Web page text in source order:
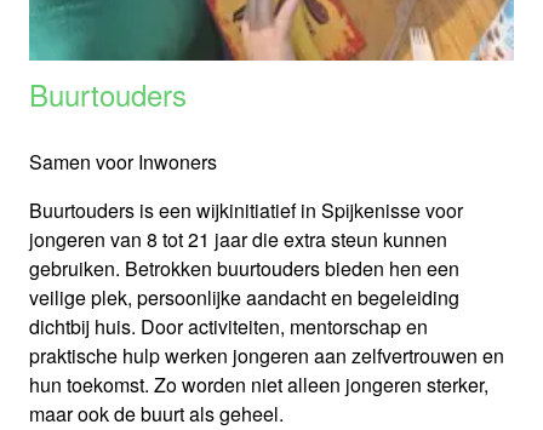
Buurtouders
Samen voor Inwoners
Buurtouders is een wijkinitiatief in Spijkenisse voor
jongeren van 8 tot 21 jaar die extra steun kunnen
gebruiken. Betrokken buurtouders bieden hen een
veilige plek, persoonlijke aandacht en begeleiding
dichtbij huis. Door activiteiten, mentorschap en
praktische hulp werken jongeren aan zelfvertrouwen en
hun toekomst. Zo worden niet alleen jongeren sterker,
maar ook de buurt als geheel.